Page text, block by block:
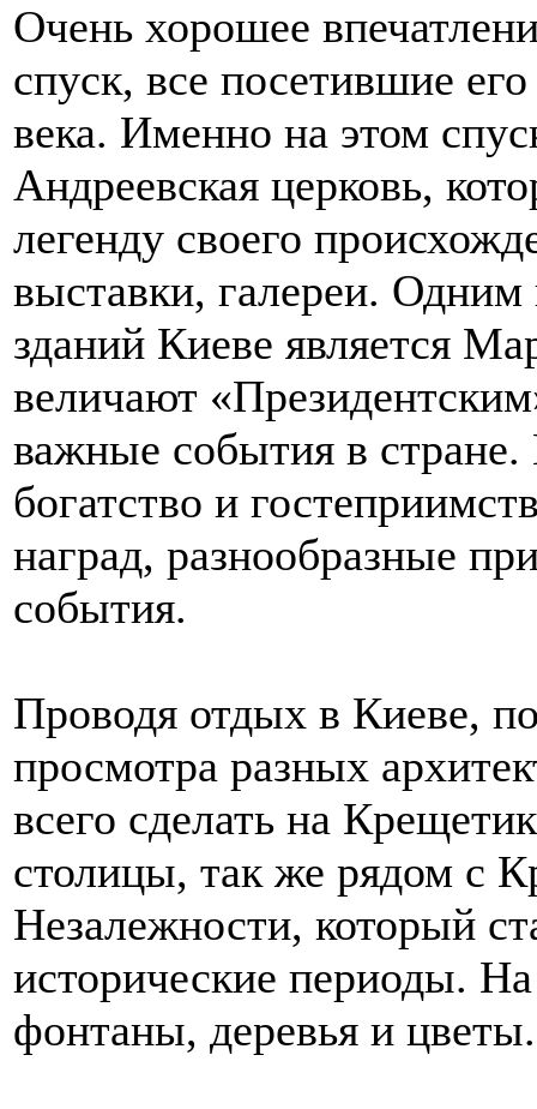
Очень хорошее
спуск, все посетившие
века. Именно на этом
Андреевская церковь,
легенду своего
выставки, галереи.
зданий Киеве является
величают
важные события в
богатство и
наград, разнообразные
события.
Проводя отдых в Киеве,
просмотра разных
всего сделать на
столицы, так же рядом с
Незалежности, который
исторические периоды.
фонтаны, деревья и цветы.